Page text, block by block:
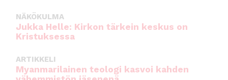
NÄKÖKULMA
Jukka Helle: Kirkon tärkein keskus on
Kristuksessa
ARTIKKELI
Myanmarilainen teologi kasvoi kahden